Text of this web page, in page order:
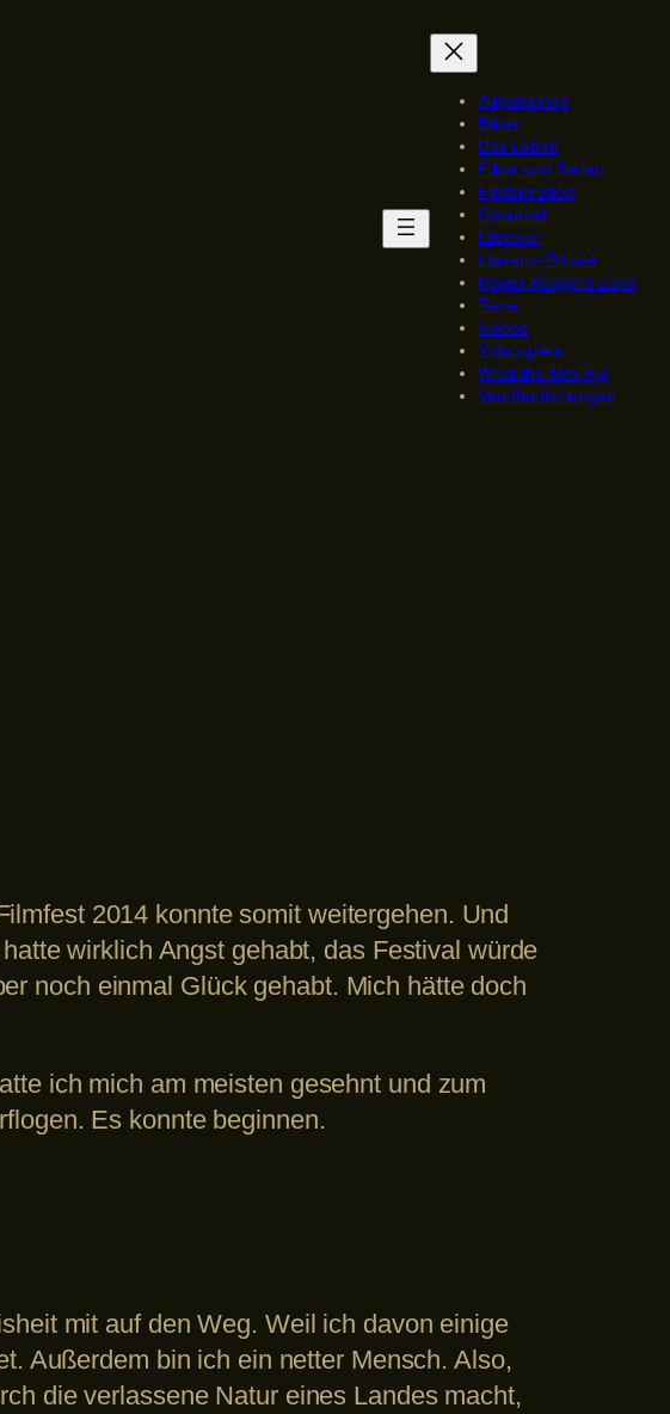
Allgemeines
Bilder
Das Leben
Filme und Serien
Findspiration
Genürsel
Literatur
Literatur-Rituale
Power Rangers Zone
Texte
Videos
Videospiele
What the Mini-Fig
Veröffentlichungen
2014 konnte somit weitergehen. Und
wirklich Angst gehabt, das Festival würde
noch einmal Glück gehabt. Mich hätte doch
ich mich am meisten gesehnt und zum
Es konnte beginnen.
mit auf den Weg. Weil ich davon einige
Außerdem bin ich ein netter Mensch. Also,
die verlassene Natur eines Landes macht,